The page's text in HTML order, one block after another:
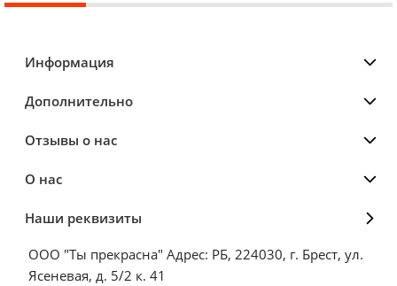
Информация
Дополнительно
Отзывы о нас
О нас
Наши реквизиты
ООО "Ты прекрасна" Адрес: РБ, 224030, г. Брест, ул.
Ясеневая, д. 5/2 к. 41